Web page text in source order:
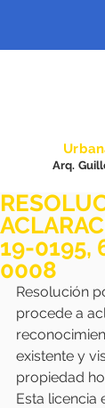
Arq.
19-0195,
0008
Resolución
procede a
existente y
propiedad
Esta licencia